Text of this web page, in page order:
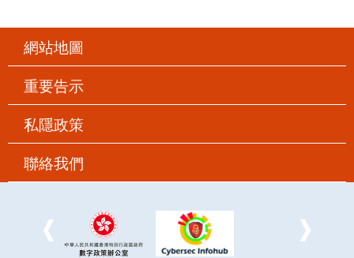
網站地圖
重要告示
私隱政策
聯絡我們